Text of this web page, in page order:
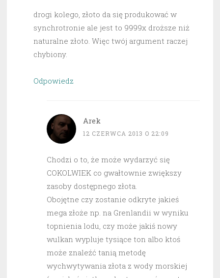
drogi kolego, złoto da się produkować w
synchrotronie ale jest to 9999x droższe niż
naturalne złoto. Więc twój argument raczej
chybiony.
Odpowiedz
Arek
12 CZERWCA 2013 O 22:09
Chodzi o to, że może wydarzyć się
COKOLWIEK co gwałtownie zwiększy
zasoby dostępnego złota.
Obojętne czy zostanie odkryte jakieś
mega złoże np. na Grenlandii w wyniku
topnienia lodu, czy może jakiś nowy
wulkan wypluje tysiące ton albo ktoś
może znaleźć tanią metodę
wychwytywania złota z wody morskiej